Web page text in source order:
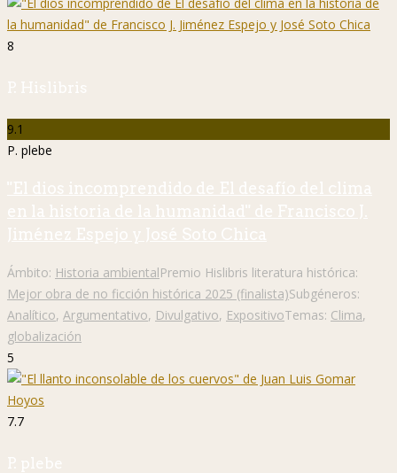
8
P. Hislibris
9.1
P. plebe
"El dios incomprendido de El desafío del clima
en la historia de la humanidad" de Francisco J.
Jiménez Espejo y José Soto Chica
Ámbito: Historia ambientalPremio Hislibris literatura histórica:
Mejor obra de no ficción histórica 2025 (finalista)Subgéneros:
Analítico, Argumentativo, Divulgativo, ExpositivoTemas: Clima,
globalización
5
7.7
P. plebe